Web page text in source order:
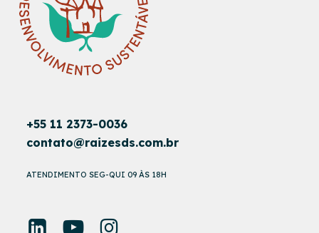
+55 11 2373-0036
contato@raizesds.com.br
ATENDIMENTO SEG-QUI 09 ÀS 18H